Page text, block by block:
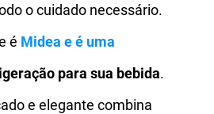
o cuidado necessário.
é Midea e é uma
para sua bebida.
e elegante combina